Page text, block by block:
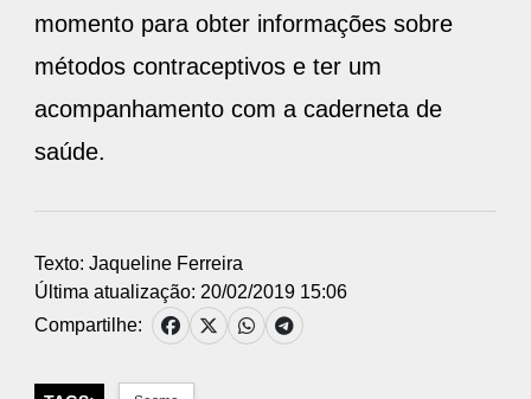
momento para obter informações sobre
métodos contraceptivos e ter um
acompanhamento com a caderneta de
saúde.
Texto: Jaqueline Ferreira
Última atualização: 20/02/2019 15:06
Compartilhe: